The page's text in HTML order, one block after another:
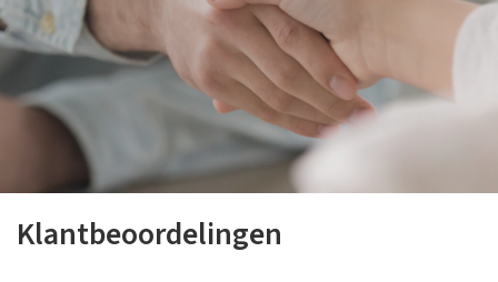
Klantbeoordelingen